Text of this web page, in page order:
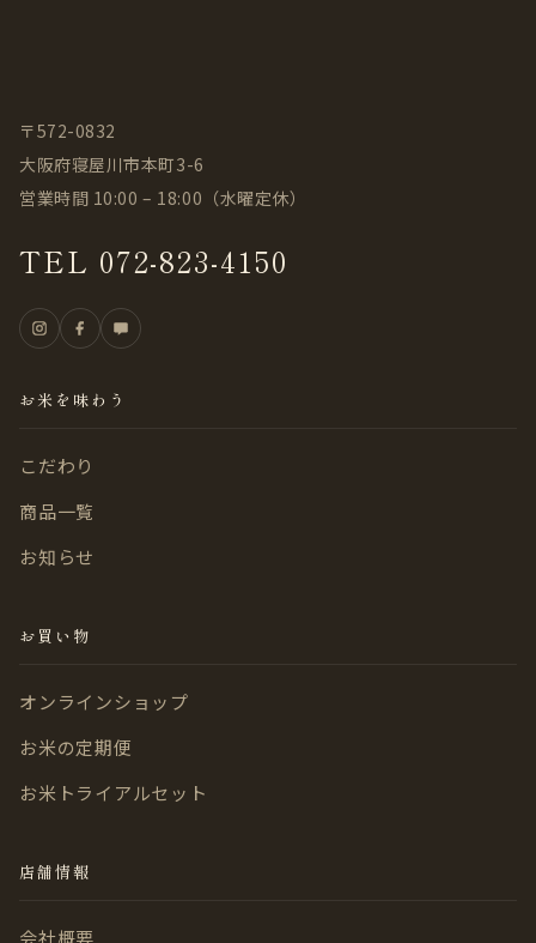
〒572-0832
大阪府寝屋川市本町3-6
営業時間 10:00 – 18:00（水曜定休）
TEL 072-823-4150
お米を味わう
こだわり
商品一覧
お知らせ
お買い物
オンラインショップ
お米の定期便
お米トライアルセット
店舗情報
会社概要